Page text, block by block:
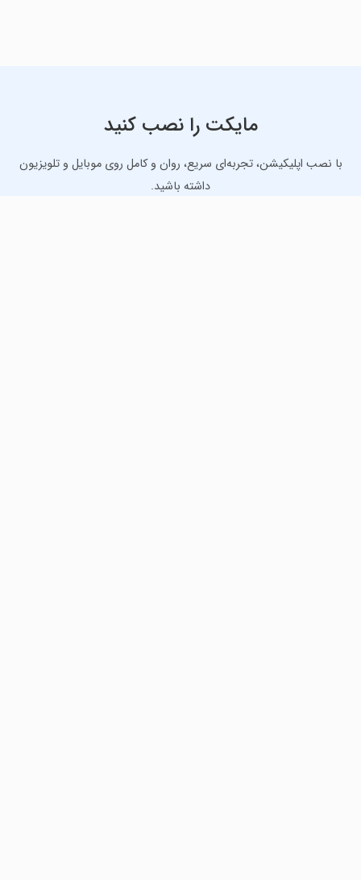
مایکت را نصب کنید
با نصب اپلیکیشن، تجربه‌ای سریع، روان و کامل روی موبایل و تلویزیون
داشته باشید.